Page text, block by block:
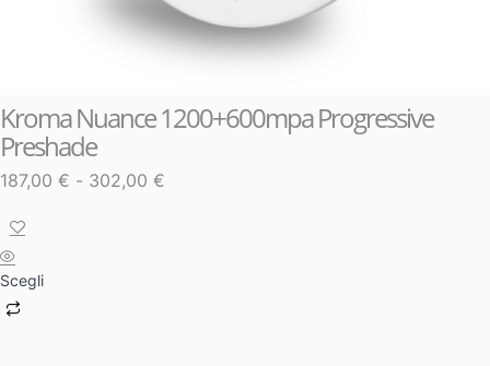
Kroma Nuance 1200+600mpa Progressive
Preshade
187,00 € - 302,00 €
Scegli